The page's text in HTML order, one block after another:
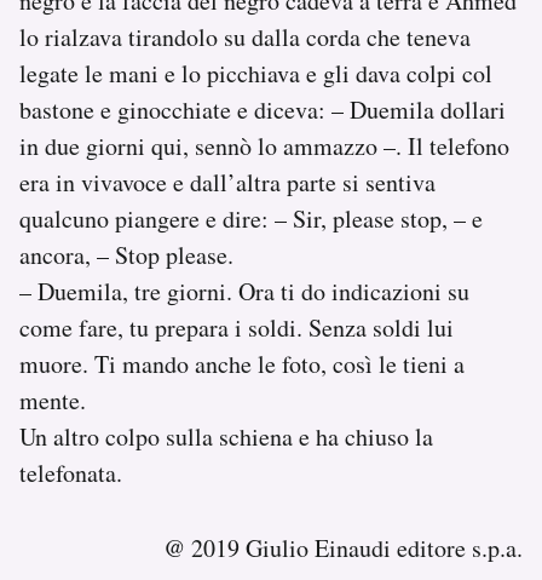
lo rialzava tirandolo su dalla corda che teneva
legate le mani e lo picchiava e gli dava colpi col
bastone e ginocchiate e diceva: – Duemila dollari
in due giorni qui, sennò lo ammazzo –. Il telefono
era in vivavoce e dall’altra parte si sentiva
qualcuno piangere e dire: – Sir, please stop, – e
ancora, – Stop please.
– Duemila, tre giorni. Ora ti do indicazioni su
come fare, tu prepara i soldi. Senza soldi lui
muore. Ti mando anche le foto, così le tieni a
mente.
Un altro colpo sulla schiena e ha chiuso la
telefonata.
@ 2019 Giulio Einaudi editore s.p.a.